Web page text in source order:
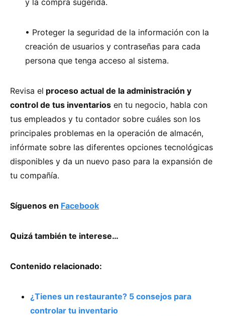
• Proteger la seguridad de la información con la
creación de usuarios y contraseñas para cada
persona que tenga acceso al sistema.
Revisa el proceso actual de la administración y
control de tus inventarios en tu negocio, habla con
tus empleados y tu contador sobre cuáles son los
principales problemas en la operación de almacén,
infórmate sobre las diferentes opciones tecnológicas
disponibles y da un nuevo paso para la expansión de
tu compañía.
Síguenos en Facebook
Quizá también te interese…
Contenido relacionado:
¿Tienes un restaurante? 5 consejos para
controlar tu inventario